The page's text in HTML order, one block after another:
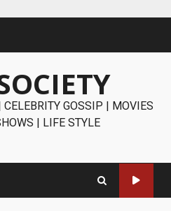
GOSSIP | MOVIES
| LIFE STYLE